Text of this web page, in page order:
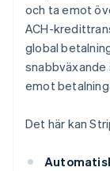
och ta emot
ACH-
global
emot
Det här kan